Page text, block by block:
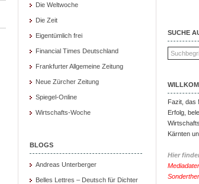
Die Weltwoche
Die Zeit
Eigentümlich frei
Financial Times Deutschland
Frankfurter Allgemeine Zeitung
Neue Zürcher Zeitung
Spiegel-Online
Wirtschafts-Woche
BLOGS
Andreas Unterberger
Belles Lettres – Deutsch für Dichter
SUCHE
Fazit, das
Erfolg,
Kärnten
Hier